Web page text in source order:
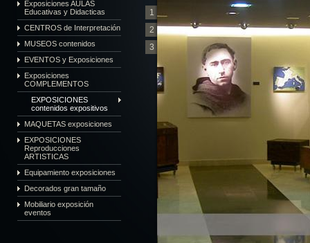
Exposiciones AULAS
Educativas y Didacticas
CENTROS de Interpretación
MUSEOS contenidos
EVENTOS y Exposiciones
Exposiciones
COMPLEMENTOS
EXPOSICIONES
contenidos expositivos
MAQUETAS exposiciones
EXPOSICIONES
Reproducciones
ARTISTICAS
Equipamiento exposiciones
Decorados gran tamaño
Mobiliario exposición
eventos
1
2
3